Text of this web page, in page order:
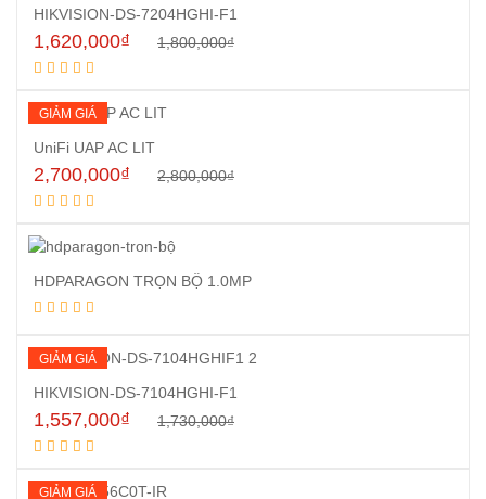
HIKVISION-DS-7204HGHI-F1
1,800,000₫
1,620,000₫
GIẢM GIÁ
UniFi UAP AC LIT
2,800,000₫
2,700,000₫
HDPARAGON TRỌN BỘ 1.0MP
GIẢM GIÁ
HIKVISION-DS-7104HGHI-F1
1,730,000₫
1,557,000₫
GIẢM GIÁ